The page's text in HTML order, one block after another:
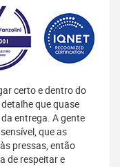
certo e dentro do
que quase
entrega. A gente
que as
pressas, então
de respeitar e